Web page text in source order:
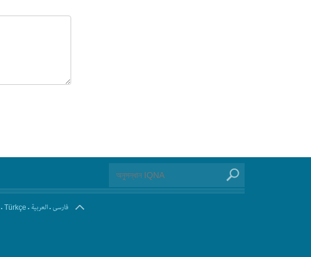
. Türkçe . العربیة.فارسی